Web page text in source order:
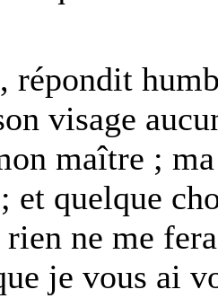
visage
maître ;
et quelque
ne me
je vous ai